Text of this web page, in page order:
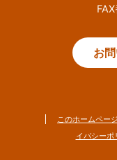
お
このホームページ
イバシーポ